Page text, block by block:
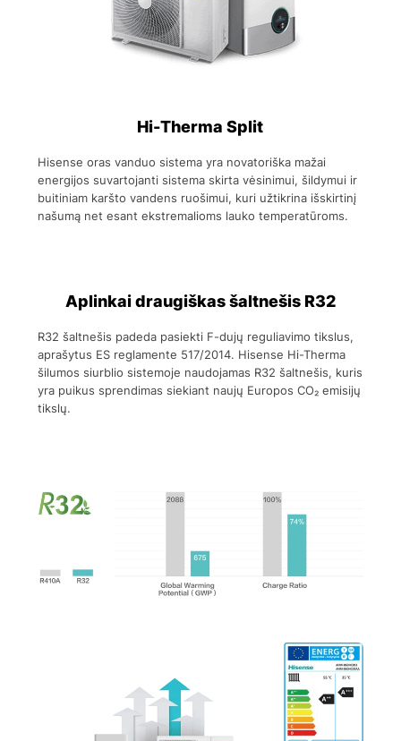
Hi-Therma Split
Hisense oras vanduo sistema yra novatoriška mažai
energijos suvartojanti sistema skirta vėsinimui, šildymui ir
buitiniam karšto vandens ruošimui, kuri užtikrina išskirtinį
našumą net esant ekstremalioms lauko temperatūroms.
Aplinkai draugiškas šaltnešis R32
R32 šaltnešis padeda pasiekti F-dujų reguliavimo tikslus,
aprašytus ES reglamente 517/2014. Hisense Hi-Therma
šilumos siurblio sistemoje naudojamas R32 šaltnešis, kuris
yra puikus sprendimas siekiant naujų Europos CO₂ emisijų
tikslų.